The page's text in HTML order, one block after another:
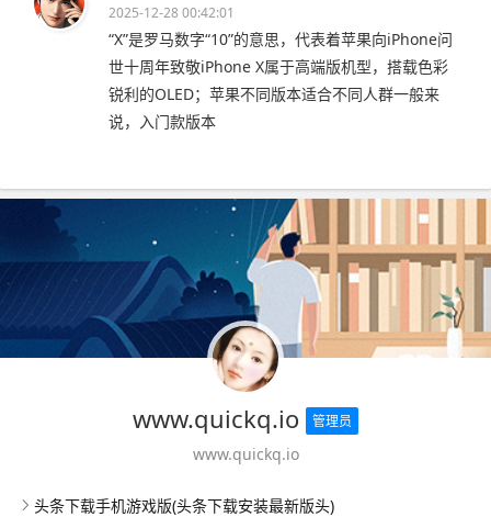
2025-12-28 00:42:01
“X”是罗马数字“10”的意思，代表着苹果向iPhone问
世十周年致敬iPhone X属于高端版机型，搭载色彩
锐利的OLED；苹果不同版本适合不同人群一般来
说，入门款版本
www.quickq.io 管理员
www.quickq.io
头条下载手机游戏版(头条下载安装最新版头)